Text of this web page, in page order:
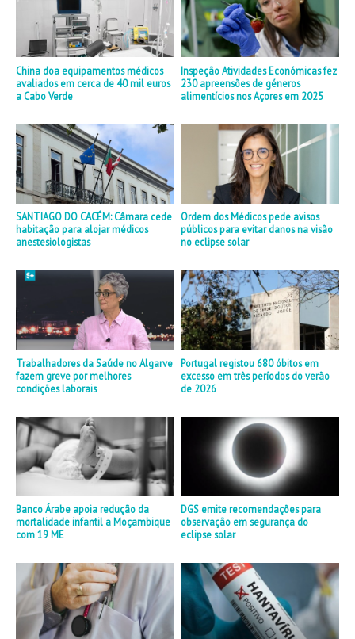
China doa equipamentos médicos
avaliados em cerca de 40 mil euros
a Cabo Verde
Inspeção Atividades Económicas fez
230 apreensões de géneros
alimentícios nos Açores em 2025
SANTIAGO DO CACÉM: Câmara cede
habitação para alojar médicos
anestesiologistas
Ordem dos Médicos pede avisos
públicos para evitar danos na visão
no eclipse solar
Trabalhadores da Saúde no Algarve
fazem greve por melhores
condições laborais
Portugal registou 680 óbitos em
excesso em três períodos do verão
de 2026
Banco Árabe apoia redução da
mortalidade infantil a Moçambique
com 19 ME
DGS emite recomendações para
observação em segurança do
eclipse solar